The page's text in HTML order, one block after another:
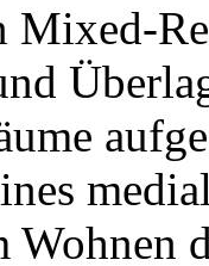
Mixed-
Wohnen